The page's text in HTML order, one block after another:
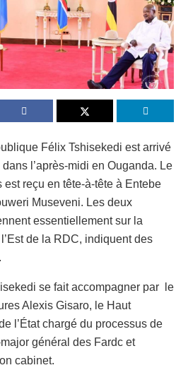
Félix Tshisekedi est arrivé
l’après-midi en Ouganda. Le
est reçu en tête-à-tête à Entebe
Museveni. Les deux
essentiellement sur la
de la RDC, indiquent des
se fait accompagner par le
Alexis Gisaro, le Haut
l’État chargé du processus de
général des Fardc et
cabinet.